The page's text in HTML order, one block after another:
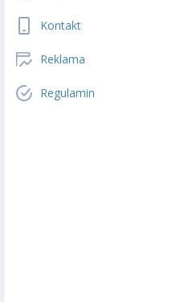
Kontakt
Reklama
Regulamin